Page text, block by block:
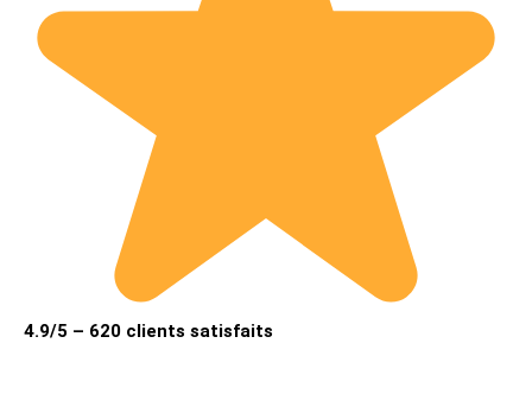
4.9/5 – 620 clients satisfaits